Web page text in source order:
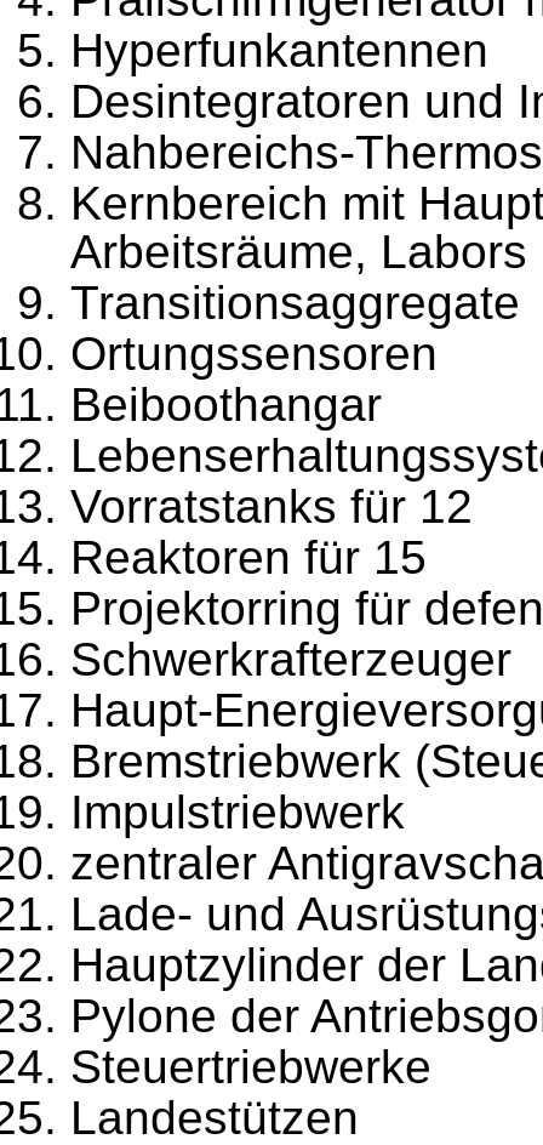
Hyperfunkantennen
Desintegratoren und
Nahbereichs-
Kernbereich mit
Arbeitsräume, Labors
Transitionsaggregate
Ortungssensoren
Beiboothangar
Vorratstanks für 12
Reaktoren für 15
Projektorring für
Schwerkrafterzeuger
Haupt-
Bremstriebwerk
Impulstriebwerk
zentraler
Lade- und
Hauptzylinder der
Pylone der
Steuertriebwerke
Landestützen